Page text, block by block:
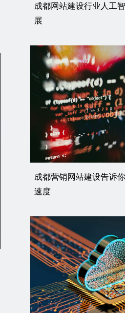
成都网站建设行业人工
展
成都营销网站建设告诉
速度